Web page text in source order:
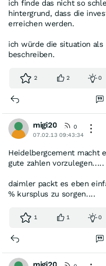
ich finde das nicht so
hintergrund, dass die
erreichen werden.
ich würde die situation
beschreiben.
2 2 0
migi20
0
07.02.13 09:43:34
Heidelbergcement macht
gute zahlen vorzulegen.....
daimler packt es eben
% kursplus zu sorgen....
1 1 0